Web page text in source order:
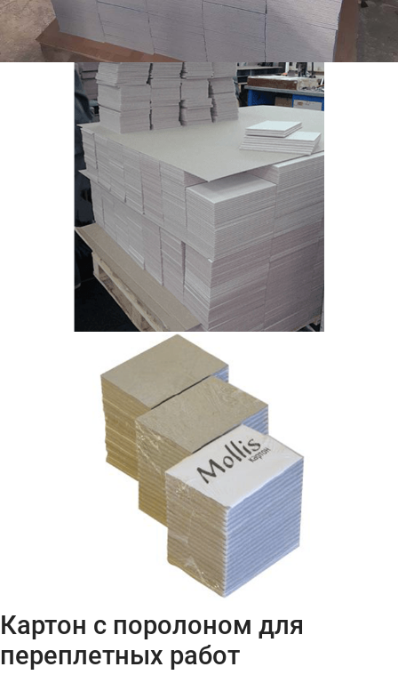
Картон с поролоном для
переплетных работ